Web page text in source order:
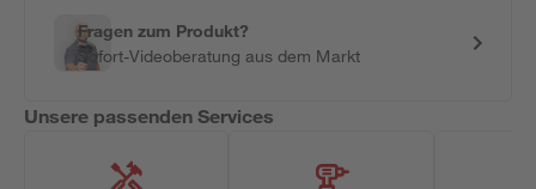
Fragen zum Produkt?
Sofort-Videoberatung aus dem Markt
Unsere passenden Services